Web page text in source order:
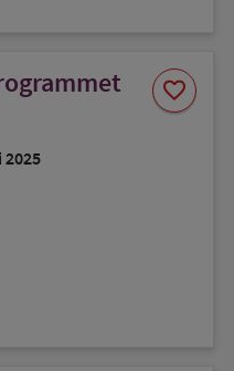
favorite
Spara
som